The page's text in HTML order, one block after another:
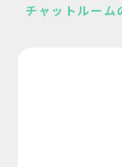
チャットルーム